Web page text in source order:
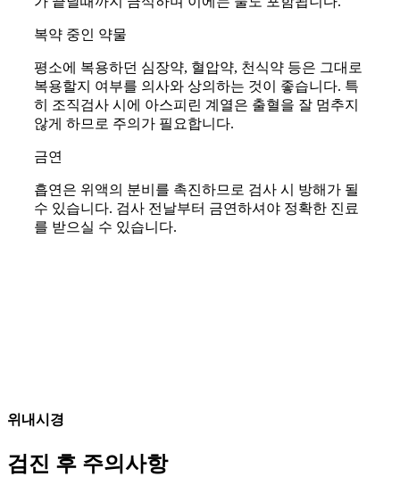
복약 중인 약물
평소에 복용하던 심장약, 혈압약, 천식약 등은 그대로
복용할지 여부를 의사와 상의하는 것이 좋습니다. 특
히 조직검사 시에 아스피린 계열은 출혈을 잘 멈추지
않게 하므로 주의가 필요합니다.
금연
흡연은 위액의 분비를 촉진하므로 검사 시 방해가 될
수 있습니다. 검사 전날부터 금연하셔야 정확한 진료
를 받으실 수 있습니다.
위내시경
검진 후 주의사항